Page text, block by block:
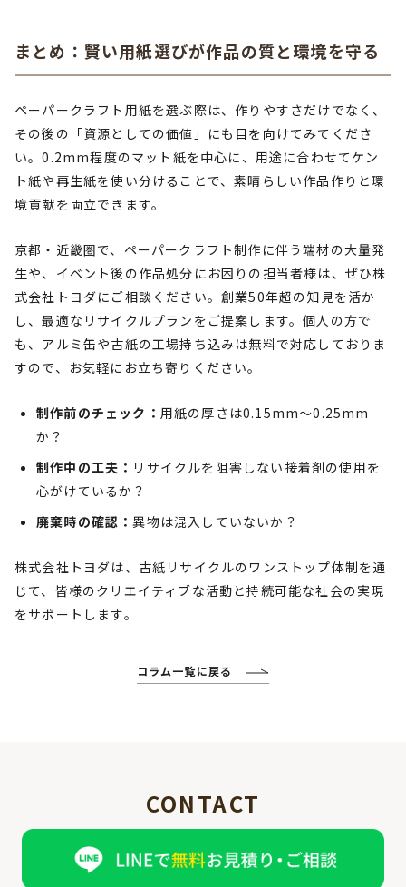
まとめ：賢い用紙選びが作品の質と環境を守る
ペーパークラフト用紙を選ぶ際は、作りやすさだけでなく、
その後の「資源としての価値」にも目を向けてみてくださ
い。0.2mm程度のマット紙を中心に、用途に合わせてケン
ト紙や再生紙を使い分けることで、素晴らしい作品作りと環
境貢献を両立できます。
京都・近畿圏で、ペーパークラフト制作に伴う端材の大量発
生や、イベント後の作品処分にお困りの担当者様は、ぜひ株
式会社トヨダにご相談ください。創業50年超の知見を活か
し、最適なリサイクルプランをご提案します。個人の方で
も、アルミ缶や古紙の工場持ち込みは無料で対応しておりま
すので、お気軽にお立ち寄りください。
制作前のチェック： 用紙の厚さは0.15mm〜0.25mm
か？
制作中の工夫： リサイクルを阻害しない接着剤の使用を
心がけているか？
廃棄時の確認：異物は混入していないか？
株式会社トヨダは、古紙リサイクルのワンストップ体制を通
じて、皆様のクリエイティブな活動と持続可能な社会の実現
をサポートします。
コラム一覧に戻る
CONTACT